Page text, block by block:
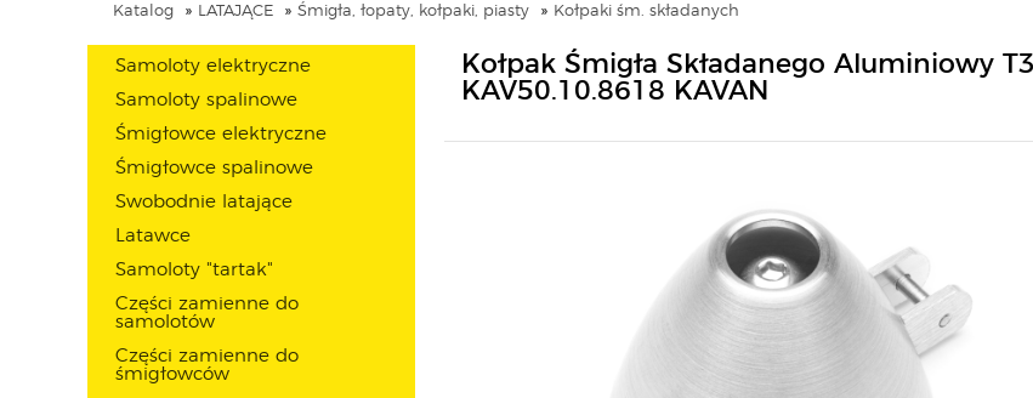
Katalog LATAJĄCE Śmigła, łopaty, kołpaki, piasty Kołpaki śm. składanych
Samoloty elektryczne
Samoloty spalinowe
Śmigłowce elektryczne
Śmigłowce spalinowe
Swobodnie latające
Latawce
Samoloty "tartak"
Części zamienne do
samolotów
Części zamienne do
śmigłowców
Kołpak Śmigła Składanego Aluminiowy
KAV50.10.8618 KAVAN